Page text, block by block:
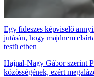
Egy fideszes képviselő
jutásán, hogy majdnem
testületben
Hajnal-Nagy Gábor szerint
közösségének, ezért